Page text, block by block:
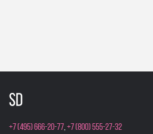
+7 (495) 666-20-77,+7 (800) 555-27-32